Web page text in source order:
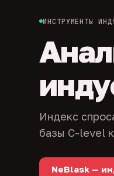
ИНСТРУМЕНТЫ
Индекс
базы C-level
NeBlask —